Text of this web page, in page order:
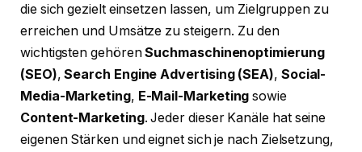
die sich gezielt einsetzen lassen, um Zielgruppen zu
erreichen und Umsätze zu steigern. Zu den
wichtigsten gehörenSuchmaschinenoptimierung
(SEO),Search Engine Advertising (SEA), Social-
Media-Marketing, E-Mail-Marketing sowie
Content-Marketing. Jeder dieser Kanäle hat seine
eigenen Stärken und eignet sich je nach Zielsetzung,